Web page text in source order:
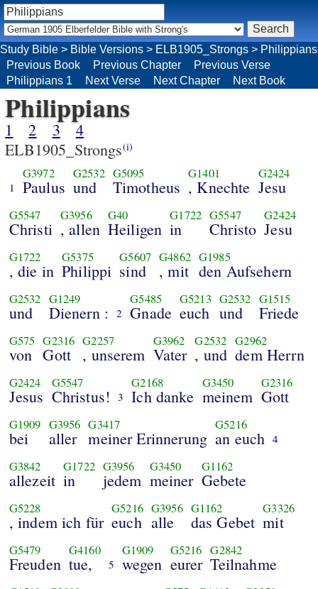
Study Bible > Bible Versions > ELB1905_Strongs > Philippians
Previous Book
Previous Chapter
Previous Verse
Philippians 1
Next Verse Next Chapter Next Book
Philippians
1 2 3
4
ELB1905_Strongs(i)
1
G3972
Paulus
G2532
und
G5095
Timotheus
G1401
, Knechte
G2424
Jesu
G5547
Christi
G3956
, allen
G40
Heiligen
G1722
in
G5547
Christo
G2424
Jesu
G1722
, die in
G5375
Philippi
G5607
sind
G4862
, mit
G1985
den Aufsehern
G2532
und
G1249
Dienern : 2
G5485
Gnade
G5213
euch
G2532
und
G1515
Friede
G575
von
G2316
Gott
G2257
, unserem
G3962
Vater
G2532
, und
G2962
dem Herrn
G2424
Jesus
G5547
Christus! 3
G2168
Ich danke
G3450
meinem
G2316
Gott
G1909
bei
G3956
aller
G3417
meiner Erinnerung
G5216
an euch 4
G3842
allezeit
G1722
in
G3956
jedem
G3450
meiner
G1162
Gebete
G5228
, indem ich für
G5216
euch
G3956
alle
G1162
das Gebet
G3326
mit
G5479
Freuden
G4160
tue, 5
G1909
wegen
G5216
eurer
G2842
Teilnahme